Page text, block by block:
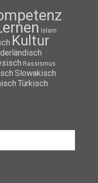
Islam
Kultur
Rassismus
Slowakisch
Türkisch